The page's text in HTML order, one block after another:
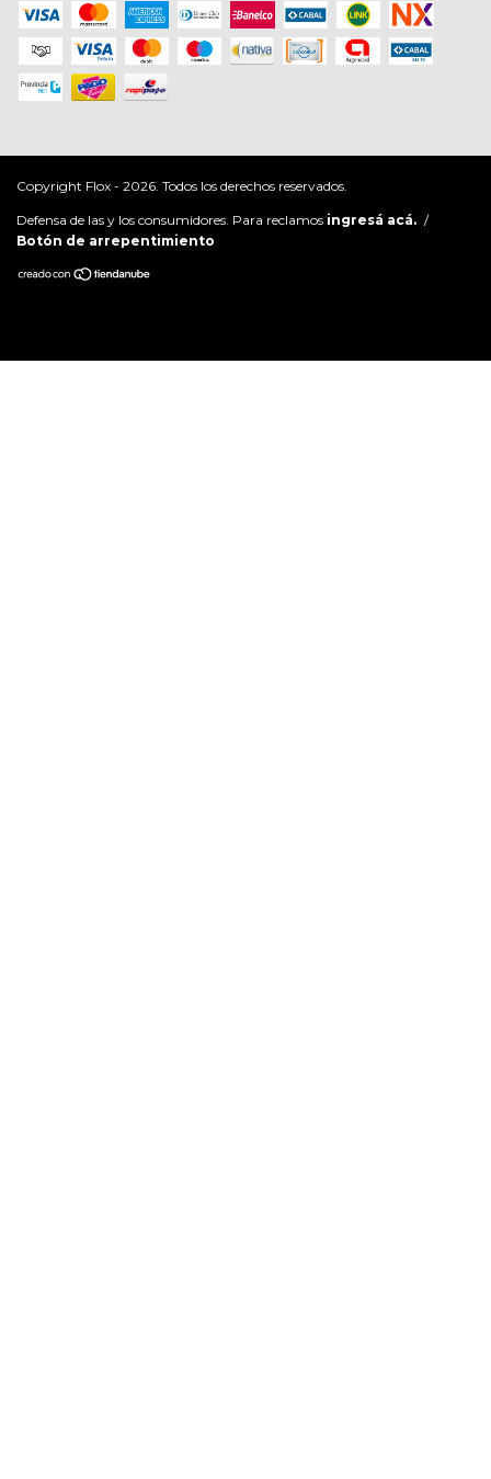
Copyright Flox - 2026. Todos los derechos reservados.
Defensa de las y los consumidores. Para reclamos ingresá acá. /
Botón de arrepentimiento